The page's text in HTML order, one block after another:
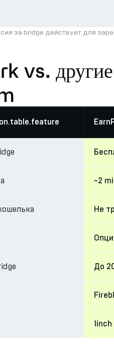
за bridge действует для
vs.
~2
Не
До
1inch